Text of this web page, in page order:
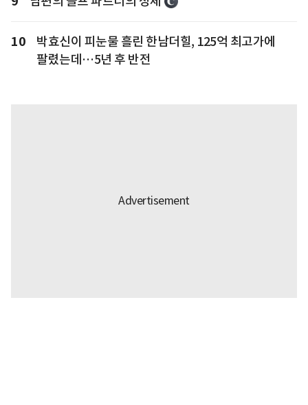
10
박효신이 피눈물 흘린 한남더힐, 125억 최고가에
팔렸는데…5년 후 반전